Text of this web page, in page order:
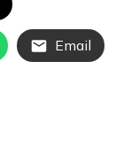
Email